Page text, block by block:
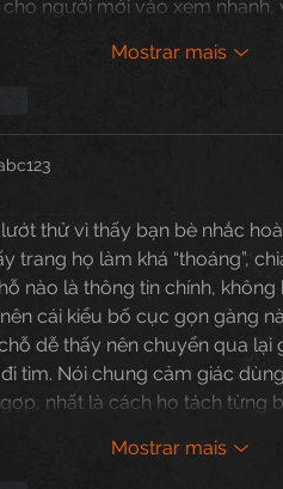
người mới vào xem nhanh,
Mostrar mais
thử vì thấy bạn bè nhắc
trang họ làm khá “thoáng”,
nào là thông tin chính,
cái kiểu bố cục gọn gàng
dễ thấy nên chuyển qua
tìm. Nói chung cảm giác
nhất là cách họ tách từng
Mostrar mais